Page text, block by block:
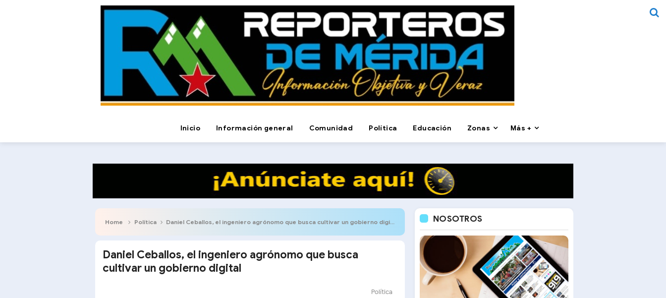
Inicio Información general Comunidad Política Educación Zonas Más +
Home Política Daniel Ceballos, el ingeniero agrónomo que busca cultivar un gobierno digital
Daniel Ceballos, el ingeniero agrónomo que busca
cultivar un gobierno digital
Política
NOSOTROS